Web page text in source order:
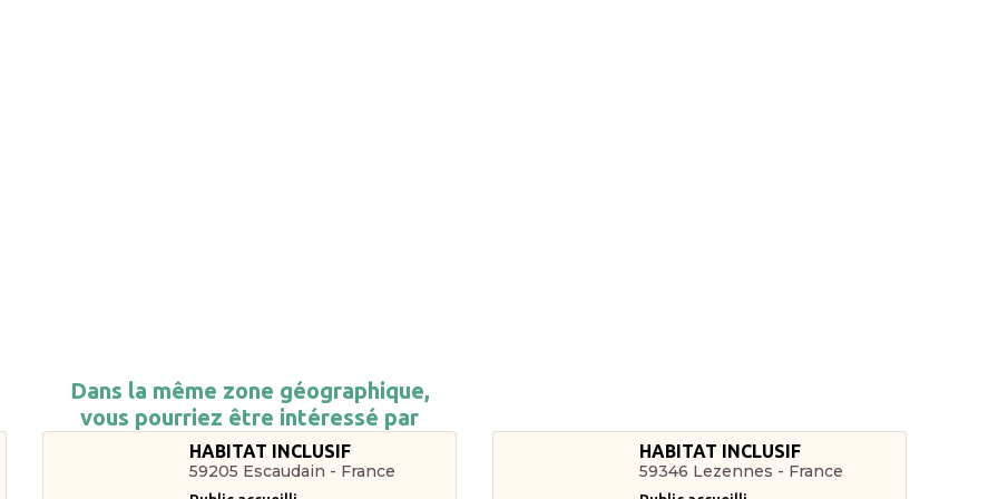
Dans la même zone géographique,
vous pourriez être intéressé par
HABITAT INCLUSIF
59205 Escaudain - France
HABITAT INCLUSIF
59346 Lezennes - France